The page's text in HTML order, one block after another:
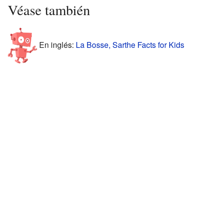
Véase también
En inglés: La Bosse, Sarthe Facts for Kids